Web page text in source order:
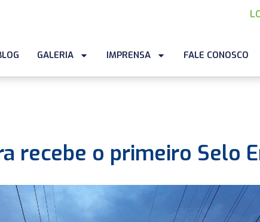
GALERIA IMPRENSA FALE CONOSCO
recebe o primeiro Selo